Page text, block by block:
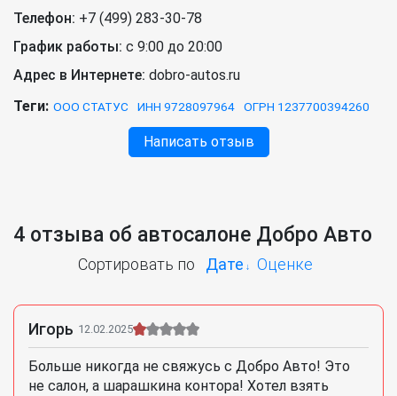
Телефон: +7 (499) 283-30-78
График работы: с 9:00 до 20:00
Адрес в Интернете: dobro-autos.ru
Теги: ООО СТАТУС ИНН 9728097964 ОГРН 1237700394260
Написать отзыв
4 отзыва об автосалоне Добро Авто
Сортировать по Дате Оценке
Игорь 12.02.2025
Больше никогда не свяжусь с Добро Авто! Это
не салон, а шарашкина контора! Хотел взять